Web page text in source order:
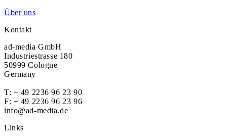
Über uns
Kontakt
ad-media GmbH
Industriestrasse 180
50999 Cologne
Germany
T: + 49 2236 96 23 90
F: + 49 2236 96 23 96
info@ad-media.de
Links